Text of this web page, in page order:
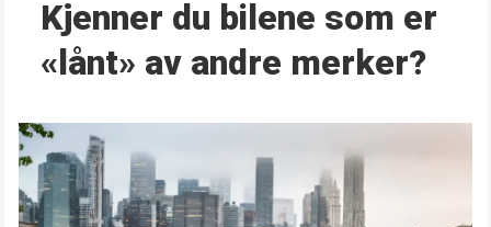
Kjenner du bilene som er
«lånt» av andre merker?